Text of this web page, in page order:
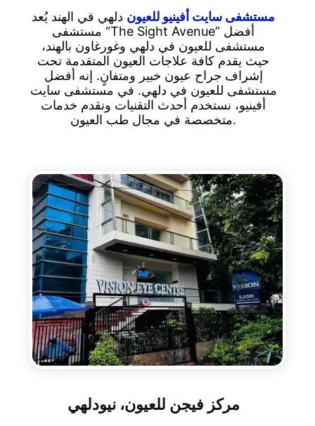
مستشفى سايت أفينيو للعيون دلهي في الهند يُعد
مستشفى “The Sight Avenue” أفضل
مستشفى للعيون في دلهي وغورغاون بالهند،
حيث يقدم كافة علاجات العيون المتقدمة تحت
إشراف جراح عيون خبير ومتفانٍ. إنه أفضل
مستشفى للعيون في دلهي. في مستشفى سايت
أفينيو، نستخدم أحدث التقنيات ونقدم خدمات
متخصصة في مجال طب العيون.
مركز فيجن للعيون، نيودلهي